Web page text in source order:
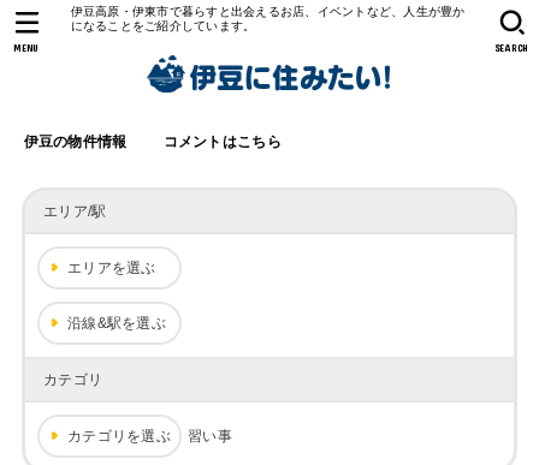
伊豆高原・伊東市で暮らすと出会えるお店、イベントなど、人生が豊か
になることをご紹介しています。
伊豆の物件情報 コメントはこちら
SEARCH
MENU
エリア/駅
エリアを選ぶ
沿線&駅を選ぶ
カテゴリ
カテゴリを選ぶ 習い事